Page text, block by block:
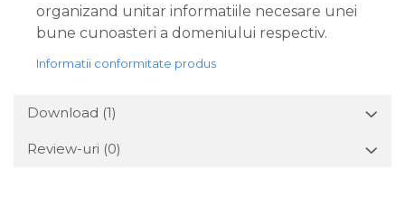
organizand unitar informatiile necesare unei
bune cunoasteri a domeniului respectiv.
Informatii conformitate produs
Download (1)
Review-uri (0)